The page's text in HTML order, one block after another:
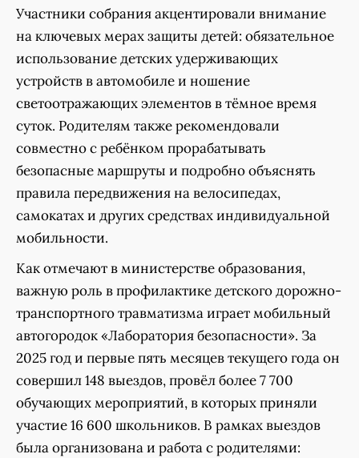
Участники собрания акцентировали внимание
на ключевых мерах защиты детей: обязательное
использование детских удерживающих
устройств в автомобиле и ношение
светоотражающих элементов в тёмное время
суток. Родителям также рекомендовали
совместно с ребёнком прорабатывать
безопасные маршруты и подробно объяснять
правила передвижения на велосипедах,
самокатах и других средствах индивидуальной
мобильности.
Как отмечают в министерстве образования,
важную роль в профилактике детского дорожно-
транспортного травматизма играет мобильный
автогородок «Лаборатория безопасности». За
2025 год и первые пять месяцев текущего года он
совершил 148 выездов, провёл более 7 700
обучающих мероприятий, в которых приняли
участие 16 600 школьников. В рамках выездов
была организована и работа с родителями: